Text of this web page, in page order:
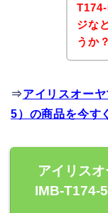
ジな
うか？
⇒アイリスオー
5）の商品を今す
アイリス
IMB-T174-